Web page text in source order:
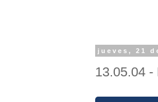
jueves, 21
13.05.04 -